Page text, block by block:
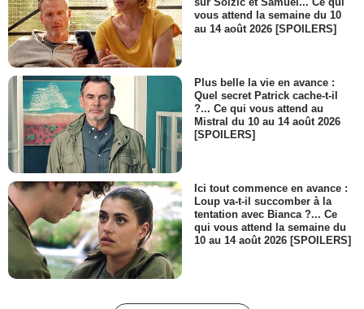
vous attend la semaine du 10
au 14 août 2026 [SPOILERS]
Plus belle la vie en avance :
Quel secret Patrick cache-t-il
?... Ce qui vous attend au
Mistral du 10 au 14 août 2026
[SPOILERS]
Ici tout commence en avance :
Loup va-t-il succomber à la
tentation avec Bianca ?... Ce
qui vous attend la semaine du
10 au 14 août 2026 [SPOILERS]